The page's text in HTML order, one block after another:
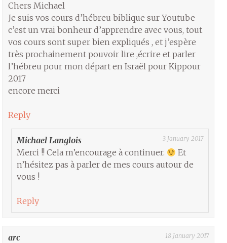
Chers Michael
Je suis vos cours d’hébreu biblique sur Youtube
c’est un vrai bonheur d’apprendre avec vous, tout
vos cours sont super bien expliqués , et j’espère
très prochainement pouvoir lire ,écrire et parler
l’hébreu pour mon départ en Israël pour Kippour
2017
encore merci
Reply
Michael Langlois 3 January 2017
Merci !! Cela m’encourage à continuer.
Et
n’hésitez pas à parler de mes cours autour de
vous !
Reply
arc 18 January 2017